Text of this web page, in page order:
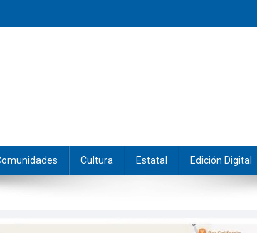
Cultura Estatal Edición Digital